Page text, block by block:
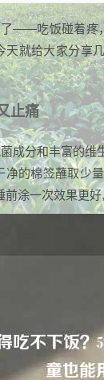
了——吃饭碰着
就给大家分享
止痛
成分和丰富的维
的棉签蘸取少
涂一次效果更好